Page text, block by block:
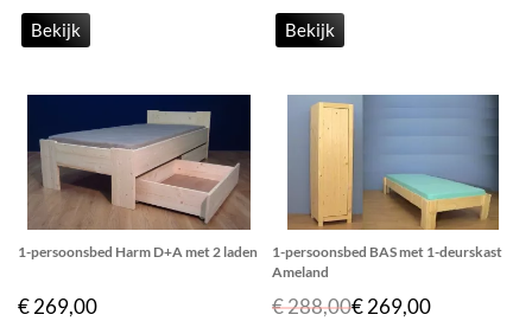
Bekijk Bekijk
1-persoonsbed Harm D+A met 2 laden
€ 269,00
1-persoonsbed BAS met 1-deurskast
Ameland
€ 288,00€ 269,00